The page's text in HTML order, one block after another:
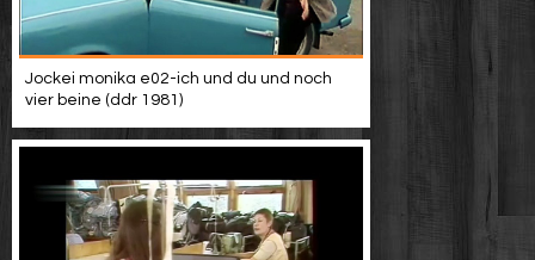
Jockei monika e02-ich und du und noch
vier beine (ddr 1981)